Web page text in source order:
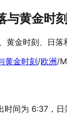
与黄金时
金时刻、日落
黄金时刻/欧洲/
间为 6:37，